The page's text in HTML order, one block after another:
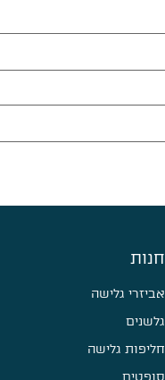
חנות
אביזרי גלישה
גלשנים
חליפות גלישה
סופטים